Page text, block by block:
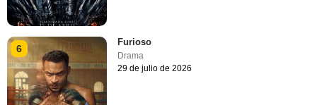
6
Furioso
Drama
29 de julio de 2026